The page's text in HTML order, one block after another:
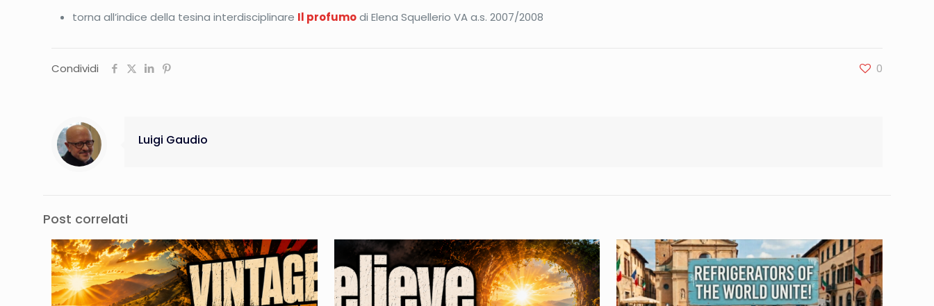
torna all’indice della tesina interdisciplinare Il profumodi Elena Squellerio VA a.s. 2007/2008
Condividi 0
Luigi Gaudio
Post correlati